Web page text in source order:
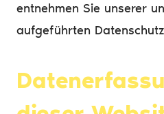
entnehmen Sie unserer
aufgeführten